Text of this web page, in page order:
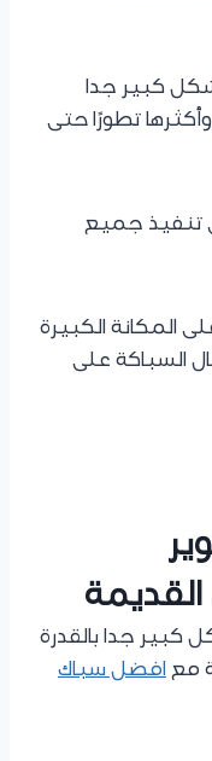
كبير جدا
تطورًا حتى
تنفيذ جميع
المكانة الكبيرة
السباكة على
كبير جدا بالقدرة
مع افضل سباك